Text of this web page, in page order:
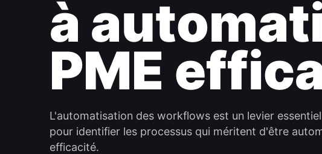
à
PME
L'automatisation des workflows est un levier
pour identifier les processus qui méritent d'être
efficacité.